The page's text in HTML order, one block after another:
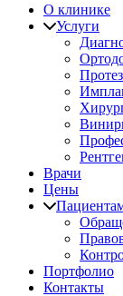
О клинике
Услуги
Врачи
Цены
Портфолио
Контакты